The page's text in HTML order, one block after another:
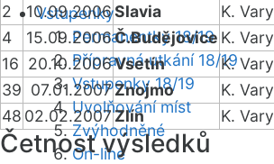
Vstupenky
Permanentky 18/19
Přípravná utkání 18/19
Vstupenky 18/19
Uvolňování míst
Zvýhodněné
On-line
2 10.09.2006Slavia K. Vary
4
15.09.2006Č.Budějovice K. Vary
16 20.10.2006Vsetín K. Vary
39 07.01.2007Znojmo K. Vary
48 02.02.2007 Zlín K. Vary
Četnost výsledků